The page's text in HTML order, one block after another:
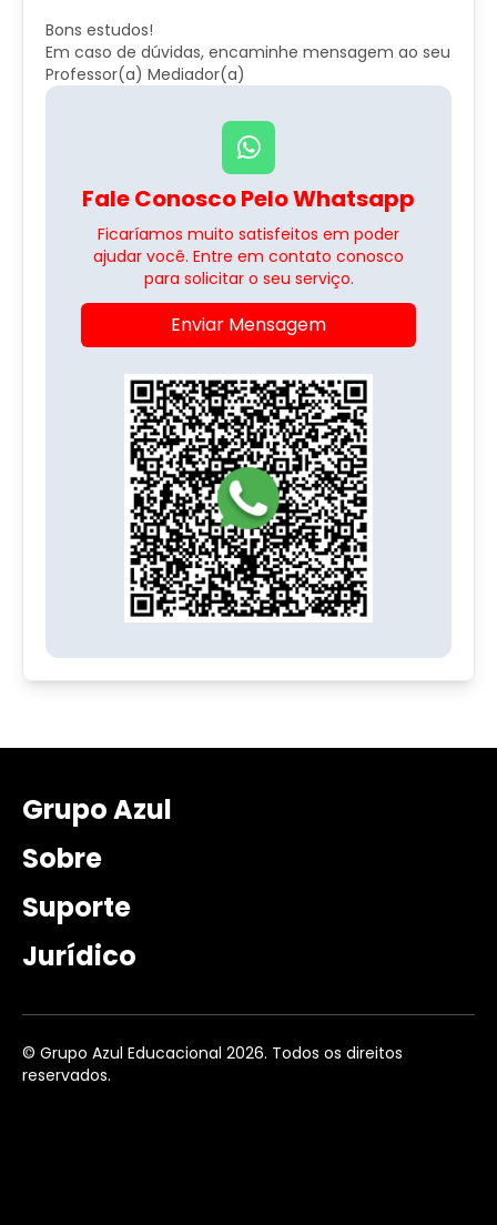
Bons estudos!
Em caso de dúvidas, encaminhe mensagem ao seu
Professor(a) Mediador(a)
Fale Conosco Pelo Whatsapp
Ficaríamos muito satisfeitos em poder
ajudar você. Entre em contato conosco
para solicitar o seu serviço.
Enviar Mensagem
Grupo Azul
Sobre
Suporte
Jurídico
© Grupo Azul Educacional 2026. Todos os direitos
reservados.